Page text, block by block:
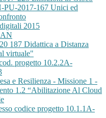
PU-2017-167 Unici ed
2015
187 Didattica a Distanza
virtuale"
progetto 10.2.2A-
e Resilienza - Missione 1 -
1.2 “Abilitazione Al Cloud
codice progetto 10.1.1A-